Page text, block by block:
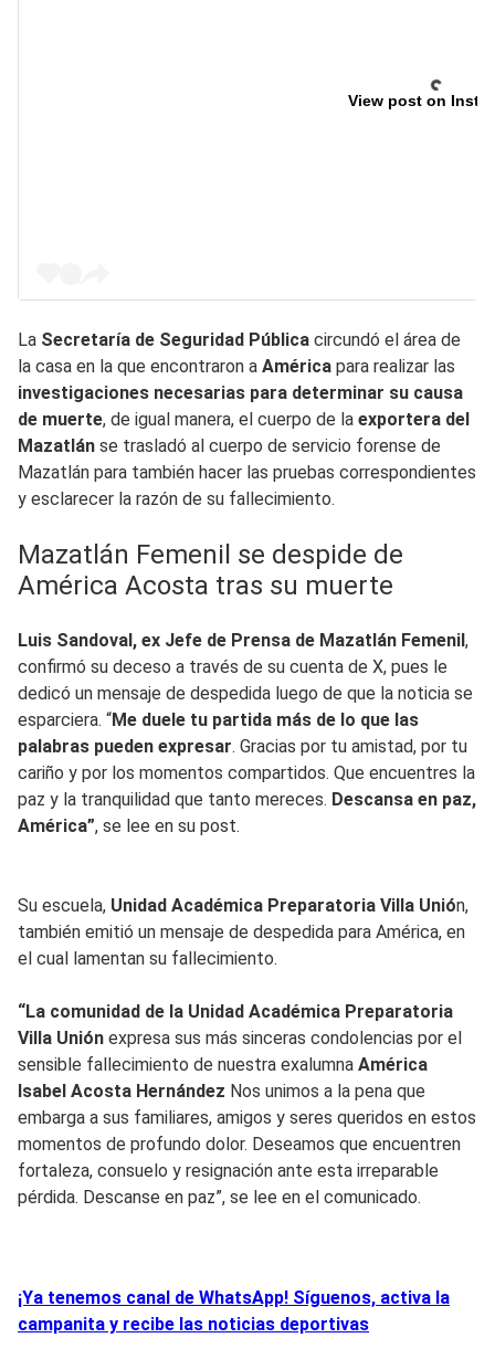
View post on
La Secretaría de Seguridad Pública circundó el área de
la casa en la que encontraron a América para realizar las
investigaciones necesarias para determinar su causa
de muerte, de igual manera, el cuerpo de la exportera del
Mazatlán se trasladó al cuerpo de servicio forense de
Mazatlán para también hacer las pruebas correspondientes
y esclarecer la razón de su fallecimiento.
Mazatlán Femenil se despide de
América Acosta tras su muerte
Luis Sandoval, ex Jefe de Prensa de Mazatlán Femenil,
confirmó su deceso a través de su cuenta de X, pues le
dedicó un mensaje de despedida luego de que la noticia se
esparciera. “Me duele tu partida más de lo que las
palabras pueden expresar. Gracias por tu amistad, por tu
cariño y por los momentos compartidos. Que encuentres la
paz y la tranquilidad que tanto mereces. Descansa en paz,
América”, se lee en su post.
Su escuela, Unidad Académica Preparatoria Villa Unión,
también emitió un mensaje de despedida para América, en
el cual lamentan su fallecimiento.
“La comunidad de la Unidad Académica Preparatoria
Villa Unión expresa sus más sinceras condolencias por el
sensible fallecimiento de nuestra exalumna América
Isabel Acosta Hernández Nos unimos a la pena que
embarga a sus familiares, amigos y seres queridos en estos
momentos de profundo dolor. Deseamos que encuentren
fortaleza, consuelo y resignación ante esta irreparable
pérdida. Descanse en paz”, se lee en el comunicado.
¡Ya tenemos canal de WhatsApp! Síguenos, activa la
campanita y recibe las noticias deportivas